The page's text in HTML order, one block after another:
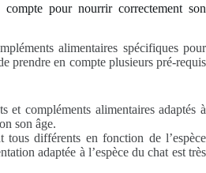
pour nourrir correctement son
alimentaires spécifiques pour
prendre en compte plusieurs pré-requis
et compléments alimentaires adaptés à
son âge.
tous différents en fonction de l’espèce
adaptée à l’espèce du chat est très